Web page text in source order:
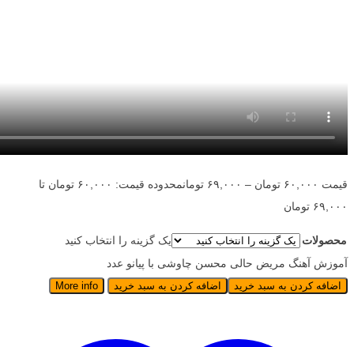
قیمت ۶۰,۰۰۰ تومان – ۶۹,۰۰۰ تومان
محدوده قیمت: ۶۰,۰۰۰ تومان تا
۶۹,۰۰۰ تومان
محصولات
یک گزینه را انتخاب کنید
آموزش آهنگ مریض حالی محسن چاوشی با پیانو عدد
اضافه کردن به سبد خرید اضافه کردن به سبد خرید More info